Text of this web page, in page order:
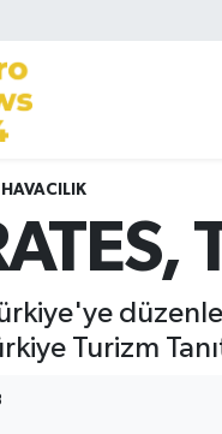
Turizm